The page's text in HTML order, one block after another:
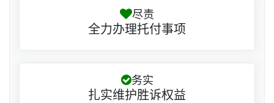
尽责
全力办理托付事项
务实
扎实维护胜诉权益